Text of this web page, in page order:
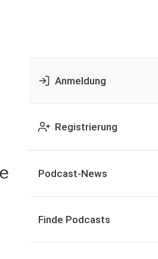
Anmeldung
Registrierung
Podcast-News
Finde Podcasts